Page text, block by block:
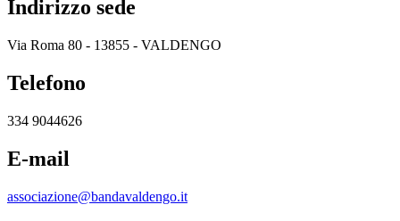
Indirizzo sede
Via Roma 80 - 13855 - VALDENGO
Telefono
334 9044626
E-mail
associazione@bandavaldengo.it